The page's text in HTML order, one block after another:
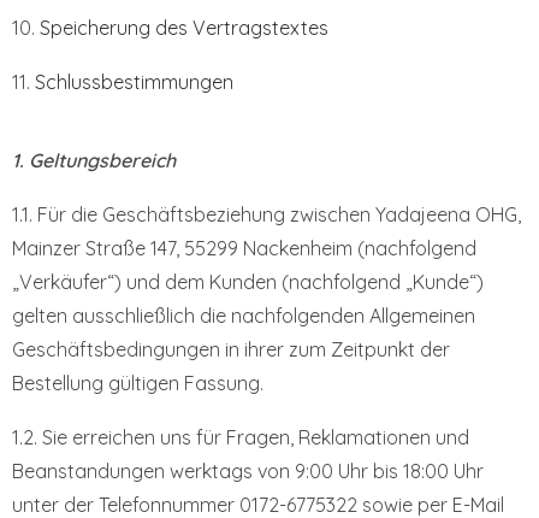
10. Speicherung des Vertragstextes
11. Schlussbestimmungen
1. Geltungsbereich
1.1. Für die Geschäftsbeziehung zwischen Yadajeena OHG,
Mainzer Straße 147, 55299 Nackenheim (nachfolgend
„Verkäufer“) und dem Kunden (nachfolgend „Kunde“)
gelten ausschließlich die nachfolgenden Allgemeinen
Geschäftsbedingungen in ihrer zum Zeitpunkt der
Bestellung gültigen Fassung.
1.2. Sie erreichen uns für Fragen, Reklamationen und
Beanstandungen werktags von 9:00 Uhr bis 18:00 Uhr
unter der Telefonnummer 0172-6775322 sowie per E-Mail